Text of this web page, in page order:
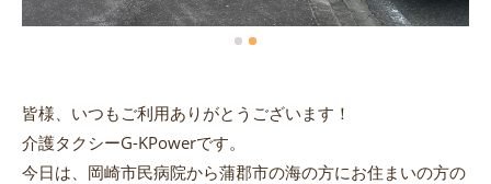
皆様、いつもご利用ありがとうございます！
介護タクシーG-KPowerです。
今日は、岡崎市民病院から蒲郡市の海の方にお住まいの方の